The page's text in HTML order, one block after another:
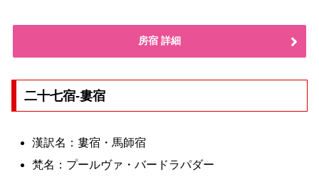
房宿 詳細
二十七宿-婁宿
漢訳名：婁宿・馬師宿
梵名：プールヴァ・バードラパダー